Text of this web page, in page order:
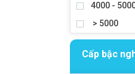
4000 -
> 5000
Cấp bậc